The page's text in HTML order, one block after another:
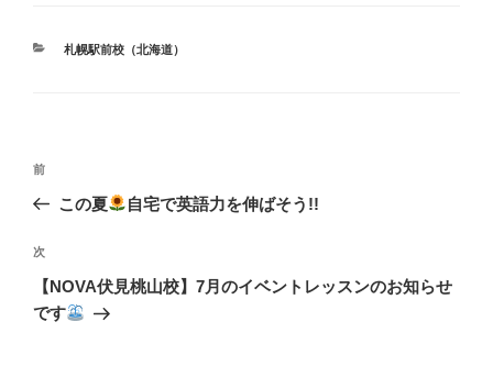
カ
札幌駅前校（北海道）
投
ビ
ゲ
ー
前
の
稿
前
この夏 自宅で英語力を伸ばそう!!
次
の
投
次
【NOVA伏見桃山校】7月のイベントレッスンのお知らせ
です